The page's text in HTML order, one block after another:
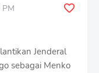
PM
Jenderal
sebagai Menko